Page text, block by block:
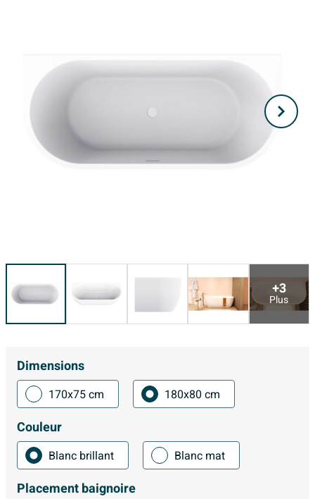
+3
Plus
Dimensions
170x75 cm 180x80 cm
Couleur
Blanc brillant Blanc mat
Placement baignoire